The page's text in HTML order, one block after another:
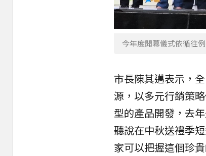
今年度開幕儀式依循往
市長陳其邁表示，
源，以多元行銷策
型的產品開發，去
聽說在中秋送禮季
家可以把握這個珍